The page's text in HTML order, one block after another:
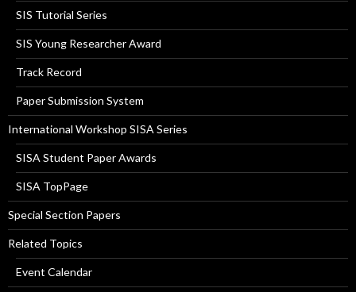
SIS Tutorial Series
SIS Young Researcher Award
Track Record
Paper Submission System
International Workshop SISA Series
SISA Student Paper Awards
SISA TopPage
Special Section Papers
Related Topics
Event Calendar